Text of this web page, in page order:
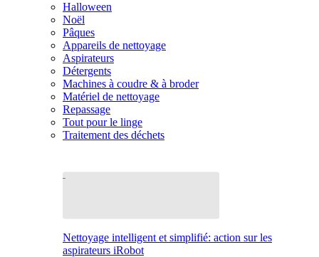
Halloween
Noël
Pâques
Appareils de nettoyage
Aspirateurs
Détergents
Machines à coudre & à broder
Matériel de nettoyage
Repassage
Tout pour le linge
Traitement des déchets
Nettoyage intelligent et simplifié: action sur les
aspirateurs iRobot